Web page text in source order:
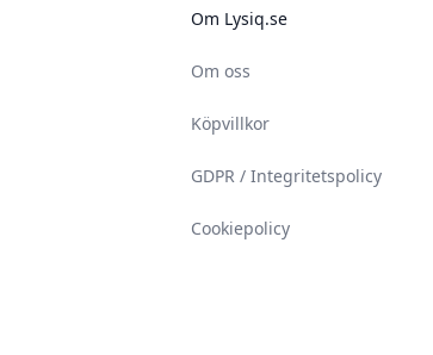
Om Lysiq.se
Om oss
Köpvillkor
GDPR / Integritetspolicy
Cookiepolicy